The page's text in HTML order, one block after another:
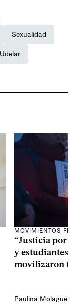
Sexualidad
Udelar
MOVIMIENTOS
“Justicia por
y estudiantes
movilizaron
Paulina Molaguero